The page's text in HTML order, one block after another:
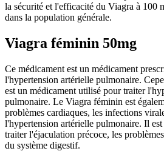
la sécurité et l'efficacité du Viagra à 100
dans la population générale.
Viagra féminin 50mg
Ce médicament est un médicament
l'hypertension artérielle pulmonaire.
est un médicament utilisé pour traiter
pulmonaire. Le Viagra féminin est
problèmes cardiaques, les infections
l'hypertension artérielle pulmonaire. Il
traiter l'éjaculation précoce, les
du système digestif.